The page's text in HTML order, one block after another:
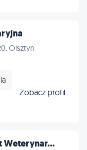
Olsztyn
Zobacz profil
Weterynar...